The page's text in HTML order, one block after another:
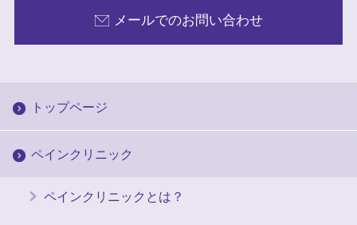
メールでのお問い合わせ
トップページ
ペインクリニック
ペインクリニックとは？